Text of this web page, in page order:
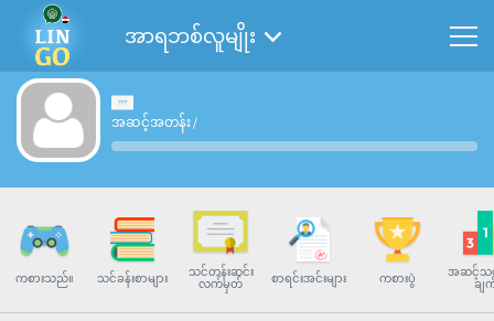
အာရဘစ်လူမျိုး
အဆင့်အတန်း/
ကစားသည်။ သင်ခန်းစာများ
သင်တန်းဆင်း
လက်မှတ်
စာရင်းအင်းများ ကစားပွဲ
အဆင့်သ
ချ